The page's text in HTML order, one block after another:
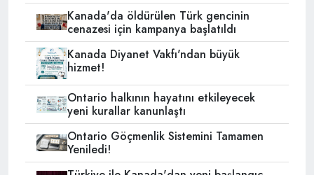
Kanada'da öldürülen Türk gencinin
cenazesi için kampanya başlatıldı
Kanada Diyanet Vakfı'ndan büyük
hizmet!
Ontario halkının hayatını etkileyecek
yeni kurallar kanunlaştı
Ontario Göçmenlik Sistemini Tamamen
Yeniledi!